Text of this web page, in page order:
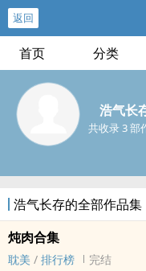
返回
首页 分类
浩气长
共收录 3 部
浩气长存的全部作品集
炖肉合集
耽美 / 排行榜
完结